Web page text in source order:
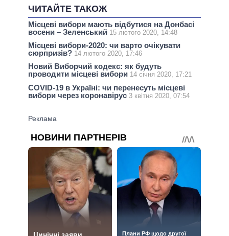
ЧИТАЙТЕ ТАКОЖ
Місцеві вибори мають відбутися на Донбасі
восени – Зеленський 15 лютого 2020, 14:48
Місцеві вибори-2020: чи варто очікувати
сюрпризів? 14 лютого 2020, 17:46
Новий Виборчий кодекс: як будуть
проводити місцеві вибори 14 січня 2020, 17:21
COVID-19 в Україні: чи перенесуть місцеві
вибори через коронавірус 3 квітня 2020, 07:54